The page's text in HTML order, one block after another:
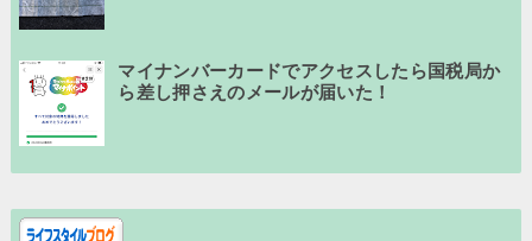
マイナンバーカードでアクセスしたら国税局か
ら差し押さえのメールが届いた！